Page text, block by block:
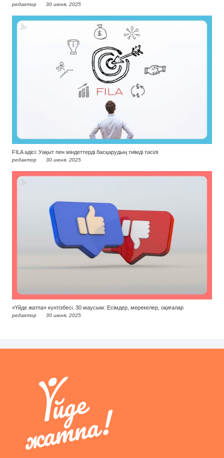
редактор 30 июня, 2025
FILA әдісі: Уақыт пен міндеттерді басқарудың тиімді тәсілі
редактор 30 июня, 2025
«Үйде жатпа» күнтізбесі. 30 маусым: Есімдер, мерекелер, оқиғалар
редактор 30 июня, 2025